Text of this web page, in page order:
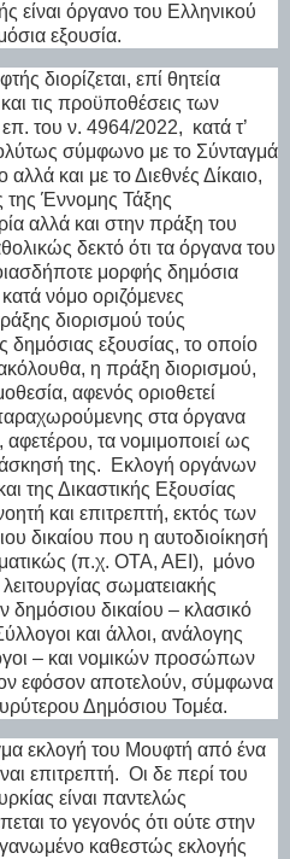
είναι όργανο του Ελληνικού
εξουσία.
διορίζεται, επί θητεία
τις προϋποθέσεις των
του ν. 4964/2022, κατά τ’
σύμφωνο με το Σύνταγμά
και με το Διεθνές Δίκαιο,
της Έννομης Τάξης
αλλά και στην πράξη του
δεκτό ότι τα όργανα του
μορφής δημόσια
κατά νόμο οριζόμενες
διορισμού τούς
δημόσιας εξουσίας, το οποίο
η πράξη διορισμού,
αφενός οριοθετεί
στα όργανα
τα νομιμοποιεί ως
της.
Εκλογή οργάνων
της Δικαστικής Εξουσίας
και επιτρεπτή, εκτός των
δικαίου που η αυτοδιοίκησή
(π.χ. ΟΤΑ, ΑΕΙ), μόνο
σωματειακής
δικαίου – κλασικό
και άλλοι, ανάλογης
– και νομικών προσώπων
εφόσον αποτελούν, σύμφωνα
Δημόσιου Τομέα.
εκλογή του Μουφτή από ένα
επιτρεπτή. Οι δε περί του
είναι παντελώς
το γεγονός ότι ούτε στην
καθεστώς εκλογής